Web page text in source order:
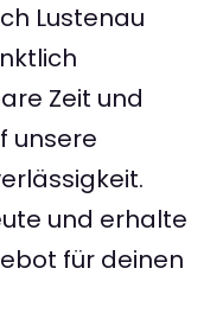
Lustenau
Zeit und
unsere
und erhalte
für deinen